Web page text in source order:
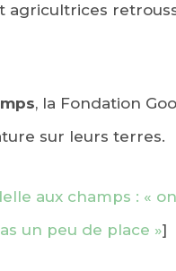
agricultrices
, la Fondation
sur leurs terres.
aux champs : «
un peu de place »]